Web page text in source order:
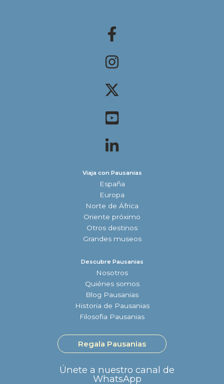
Viaja con Pausanias
España
Europa
Norte de África
Oriente próximo
Otros destinos
Grandes museos
Descubre Pausanias
Nosotros
Quiénes somos
Blog Pausanias
Historia de Pausanias
Filosofia Pausanias
Regala Pausanias
Únete a nuestro canal de
WhatsApp